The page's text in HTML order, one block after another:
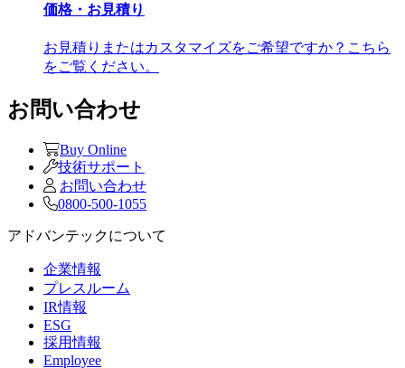
価格・お見積り
お見積りまたはカスタマイズをご希望ですか？こちら
をご覧ください。
お問い合わせ
Buy Online
技術サポート
お問い合わせ
0800-500-1055
アドバンテックについて
企業情報
プレスルーム
IR情報
ESG
採用情報
Employee